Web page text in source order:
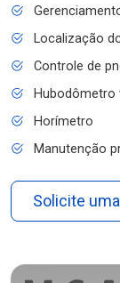
Localização
Controle de
Hubodômetro
Horímetro
Manutenção
Solicite